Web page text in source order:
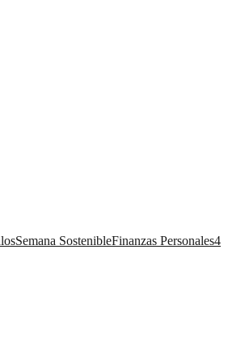
Semana SostenibleFinanzas Personales4